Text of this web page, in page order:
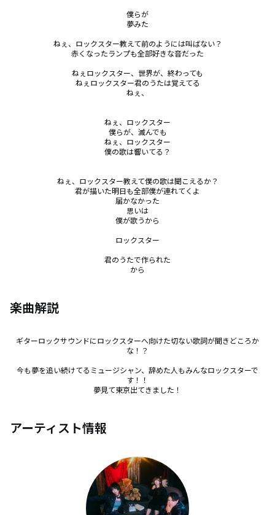
僕らが
夢みた
ねぇ、ロックスター教えて前のようには叫ばない？
赤くなったランプも全部好きな音だった
ねぇロックスター、世界が、終わっても
ねぇロックスター君のうたは覚えてる
ねぇ、
ねぇ、ロックスター
僕らが、滅んでも
ねぇ、ロックスター
僕の歌は響いてる？
ねぇ、ロックスター教えて僕の歌は聞こえるか？
君が描いた明日も全部僕が連れてくよ
届かなかった
思いは
僕が歌うから
ロックスター
君のうたで作られた
から
楽曲解説
ギターロックサウンドにロックスターへ向けた切ない歌詞が聞きどころか
な！？
今も夢を追い続けてるミュージシャン、辞めた人もみんなロックスターで
す！！
夢見て東京出てきました！
アーティスト情報